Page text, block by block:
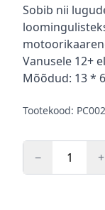
Kirjeldus
Sobib nii
Vanusele 12+
Mõõdud: 13 *
Tootekood:
− +